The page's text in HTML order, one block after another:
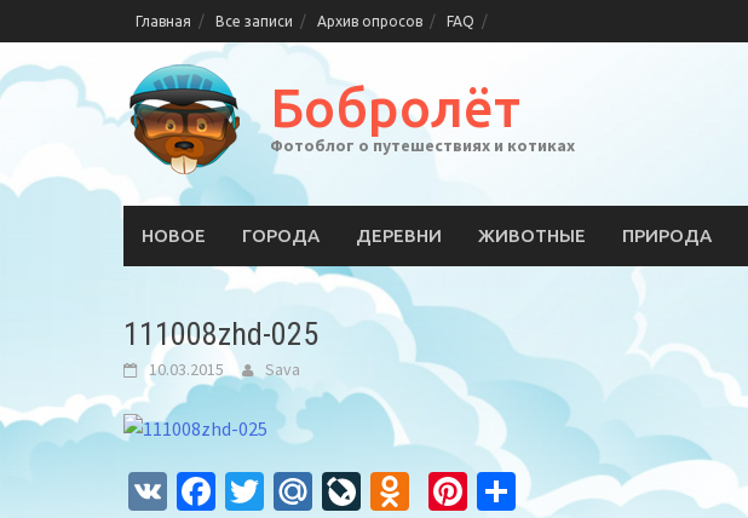
to
content
Главная Все записи Архив опросов FAQ
Бобролёт
Фотоблог о путешествиях и котиках
НОВОЕ ГОРОДА ДЕРЕВНИ ЖИВОТНЫЕ ПРИРОДА
111008zhd-025
10.03.2015 Sava
VK Facebook
TwitterMail.Ru
LiveJournal
Odnoklassniki
Pinterest
Отправить